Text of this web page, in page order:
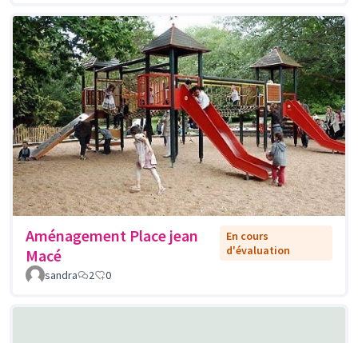
Aménagement Place jean
Macé
En cours
d'évaluation
sandra
2 0